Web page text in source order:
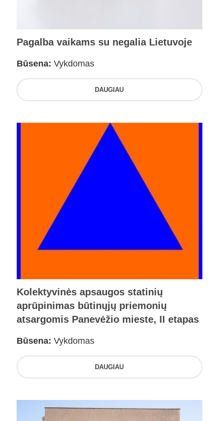
Pagalba vaikams su negalia Lietuvoje
Būsena: Vykdomas
DAUGIAU
Kolektyvinės apsaugos statinių
aprūpinimas būtinųjų priemonių
atsargomis Panevėžio mieste, II etapas
Būsena: Vykdomas
DAUGIAU